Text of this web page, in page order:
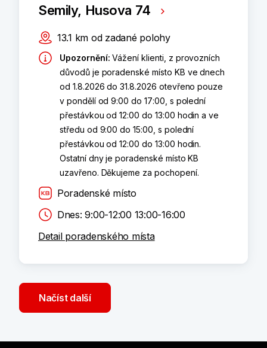
Semily, Husova 74
13.1 km od zadané polohy
Upozornění: Vážení klienti, z provozních
důvodů je poradenské místo KB ve dnech
od 1.8.2026 do 31.8.2026 otevřeno pouze
v pondělí od 9:00 do 17:00, s polední
přestávkou od 12:00 do 13:00 hodin a ve
středu od 9:00 do 15:00, s polední
přestávkou od 12:00 do 13:00 hodin.
Ostatní dny je poradenské místo KB
uzavřeno. Děkujeme za pochopení.
Poradenské místo
Dnes: 9:00-12:00 13:00-16:00
Detail poradenského místa
Načíst další